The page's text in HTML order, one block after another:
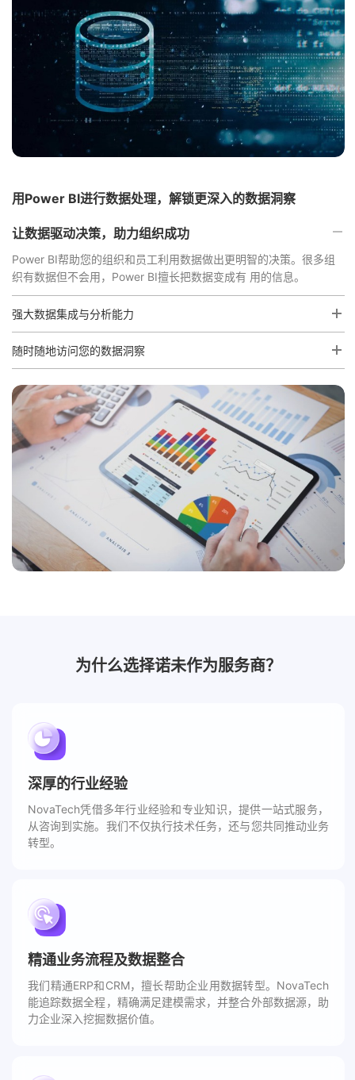
用Power BI进行数据处理，解锁更深入的数据洞察
让数据驱动决策，助力组织成功
Power BI帮助您的组织和员工利用数据做出更明智的决策。很多组
织有数据但不会用，Power BI擅长把数据变成有 用的信息。
强大数据集成与分析能力
随时随地访问您的数据洞察
为什么选择诺未作为服务商？
深厚的行业经验
NovaTech凭借多年行业经验和专业知识，提供一站式服务，
从咨询到实施。我们不仅执行技术任务，还与您共同推动业务
转型。
精通业务流程及数据整合
我们精通ERP和CRM，擅长帮助企业用数据转型。NovaTech
能追踪数据全程，精确满足建模需求，并整合外部数据源，助
力企业深入挖掘数据价值。